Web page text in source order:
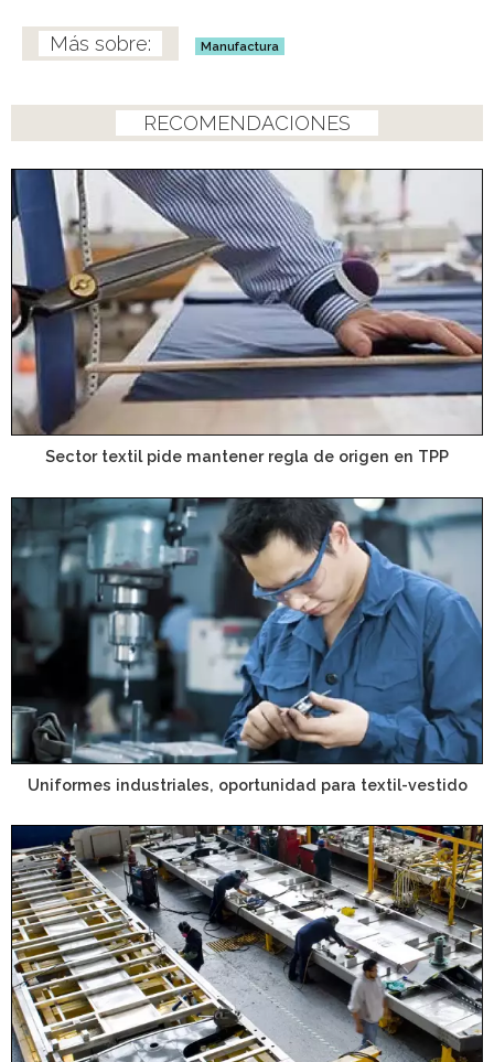
Manufactura
RECOMENDACIONES
Sector textil pide mantener regla de origen en TPP
Uniformes industriales, oportunidad para textil-vestido